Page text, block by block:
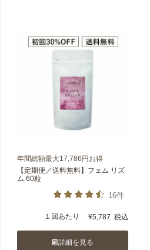
年間総額最大17,786円お得
【定期便／送料無料】フェム リズ
ム 60粒
16件
１回あたり ¥5,787 税込
詳細を見る